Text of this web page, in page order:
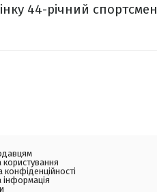
44-річний спортсмен
конфіденційності
інформація